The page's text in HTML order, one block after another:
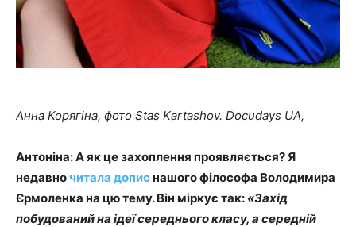
Анна Корягіна, фото Stas Kartashov. Docudays UA,
Антоніна: А як це захоплення проявляється? Я
недавно читала допис нашого філософа Володимира
Єрмоленка на цю тему. Він міркує так: «Захід
побудований на ідеї середнього класу, а середній